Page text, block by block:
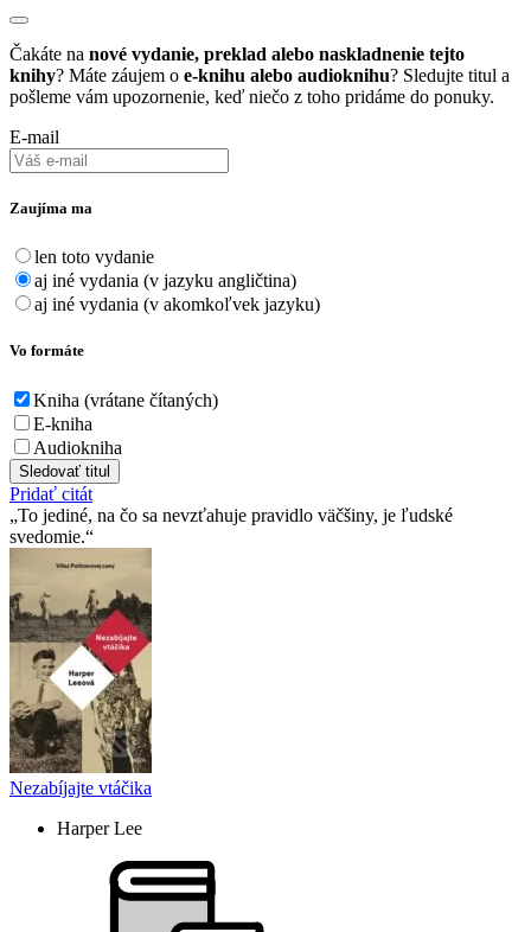
Čakáte na nové vydanie, preklad alebo naskladnenie tejto
knihy? Máte záujem o e-knihu alebo audioknihu? Sledujte titul a
pošleme vám upozornenie, keď niečo z toho pridáme do ponuky.
E-mail
Zaujíma ma
len toto vydanie
aj iné vydania (v jazyku angličtina)
aj iné vydania (v akomkoľvek jazyku)
Vo formáte
Kniha (vrátane čítaných)
E-kniha
Audiokniha
Sledovať titul
Pridať citát
To jediné, na čo sa nevzťahuje pravidlo väčšiny, je ľudské
svedomie.
Nezabíjajte vtáčika
Harper Lee